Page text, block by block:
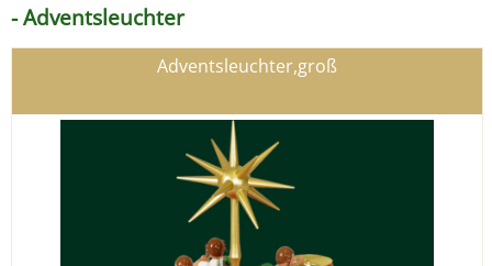
- Adventsleuchter
Adventsleuchter,groß